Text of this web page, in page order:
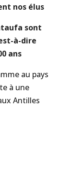
nos élus
sont
à-dire
ans
au pays
à une
Antilles